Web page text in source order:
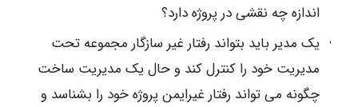
اندازه چه نقشی در پروژه دارد؟
یک مدیر باید بتواند رفتار غیر سازگار مجموعه تحت
مدیریت خود را کنترل کند و حال یک مدیریت ساخت
چگونه می تواند رفتار غیرایمن پروژه خود را بشناسد و